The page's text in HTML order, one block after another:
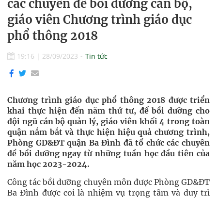
các chuyên đề bồi dưỡng cán bộ,
giáo viên Chương trình giáo dục
phổ thông 2018
19:16 | 28/09/2023 Tin tức
Chương trình giáo dục phổ thông 2018 được triển
khai thực hiện đến năm thứ tư, để bồi dưỡng cho
đội ngũ cán bộ quản lý, giáo viên khối 4 trong toàn
quận nắm bắt và thực hiện hiệu quả chương trình,
Phòng GD&ĐT quận Ba Đình đã tổ chức các chuyên
đề bồi dưỡng ngay từ những tuần học đầu tiên của
năm học 2023-2024.
Công tác bồi dưỡng chuyên môn được Phòng GD&ĐT
Ba Đình được coi là nhiệm vụ trọng tâm và duy trì